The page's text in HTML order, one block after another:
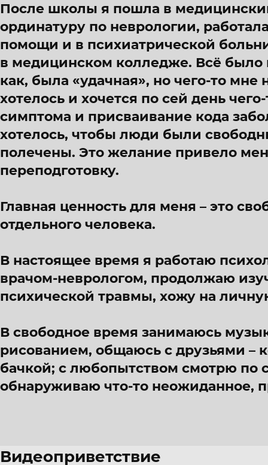
После школы я пошла в
ординатуру по неврологии,
помощи и в психиатрической
в медицинском колледже. Всё было
как, была «удачная», но чего-то мне
хотелось и хочется по сей день
симптома и присваивание кода
хотелось, чтобы люди были
полечены. Это желание привело
переподготовку.
Главная ценность для меня – это
отдельного человека.
В настоящее время я работаю
врачом-неврологом, продолжаю
психической травмы, хожу на
В свободное время занимаюсь
рисованием, общаюсь с друзьями –
бачкой; с любопытством смотрю по
обнаруживаю что-то неожиданное,
Видеоприветствие